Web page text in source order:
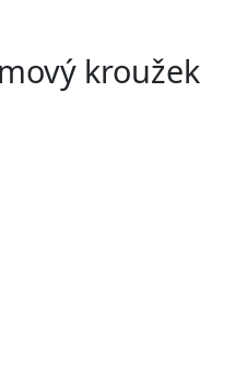
kroužek